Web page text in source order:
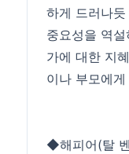
하게 드러나
중요성을 역
가에 대한 지
이나 부모에
◆해피어(탈